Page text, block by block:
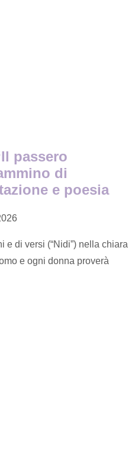
passero
di
e poesia
e di versi (“Nidi”) nella chiara
e ogni donna proverà